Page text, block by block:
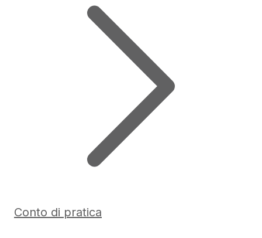
Conto di pratica